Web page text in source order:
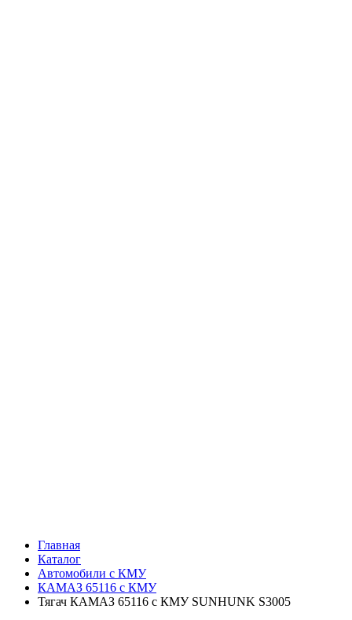
Главная
Каталог
Автомобили с КМУ
КАМАЗ 65116 с КМУ
Тягач КАМАЗ 65116 с КМУ SUNHUNK S3005